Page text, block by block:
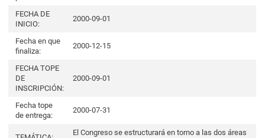
FECHA DE
INICIO:
2000-09-01
Fecha en que
finaliza:
2000-12-15
FECHA TOPE
DE
INSCRIPCIÓN:
2000-09-01
Fecha tope
de entrega:
2000-07-31
El Congreso se estructurará en torno a las dos áreas